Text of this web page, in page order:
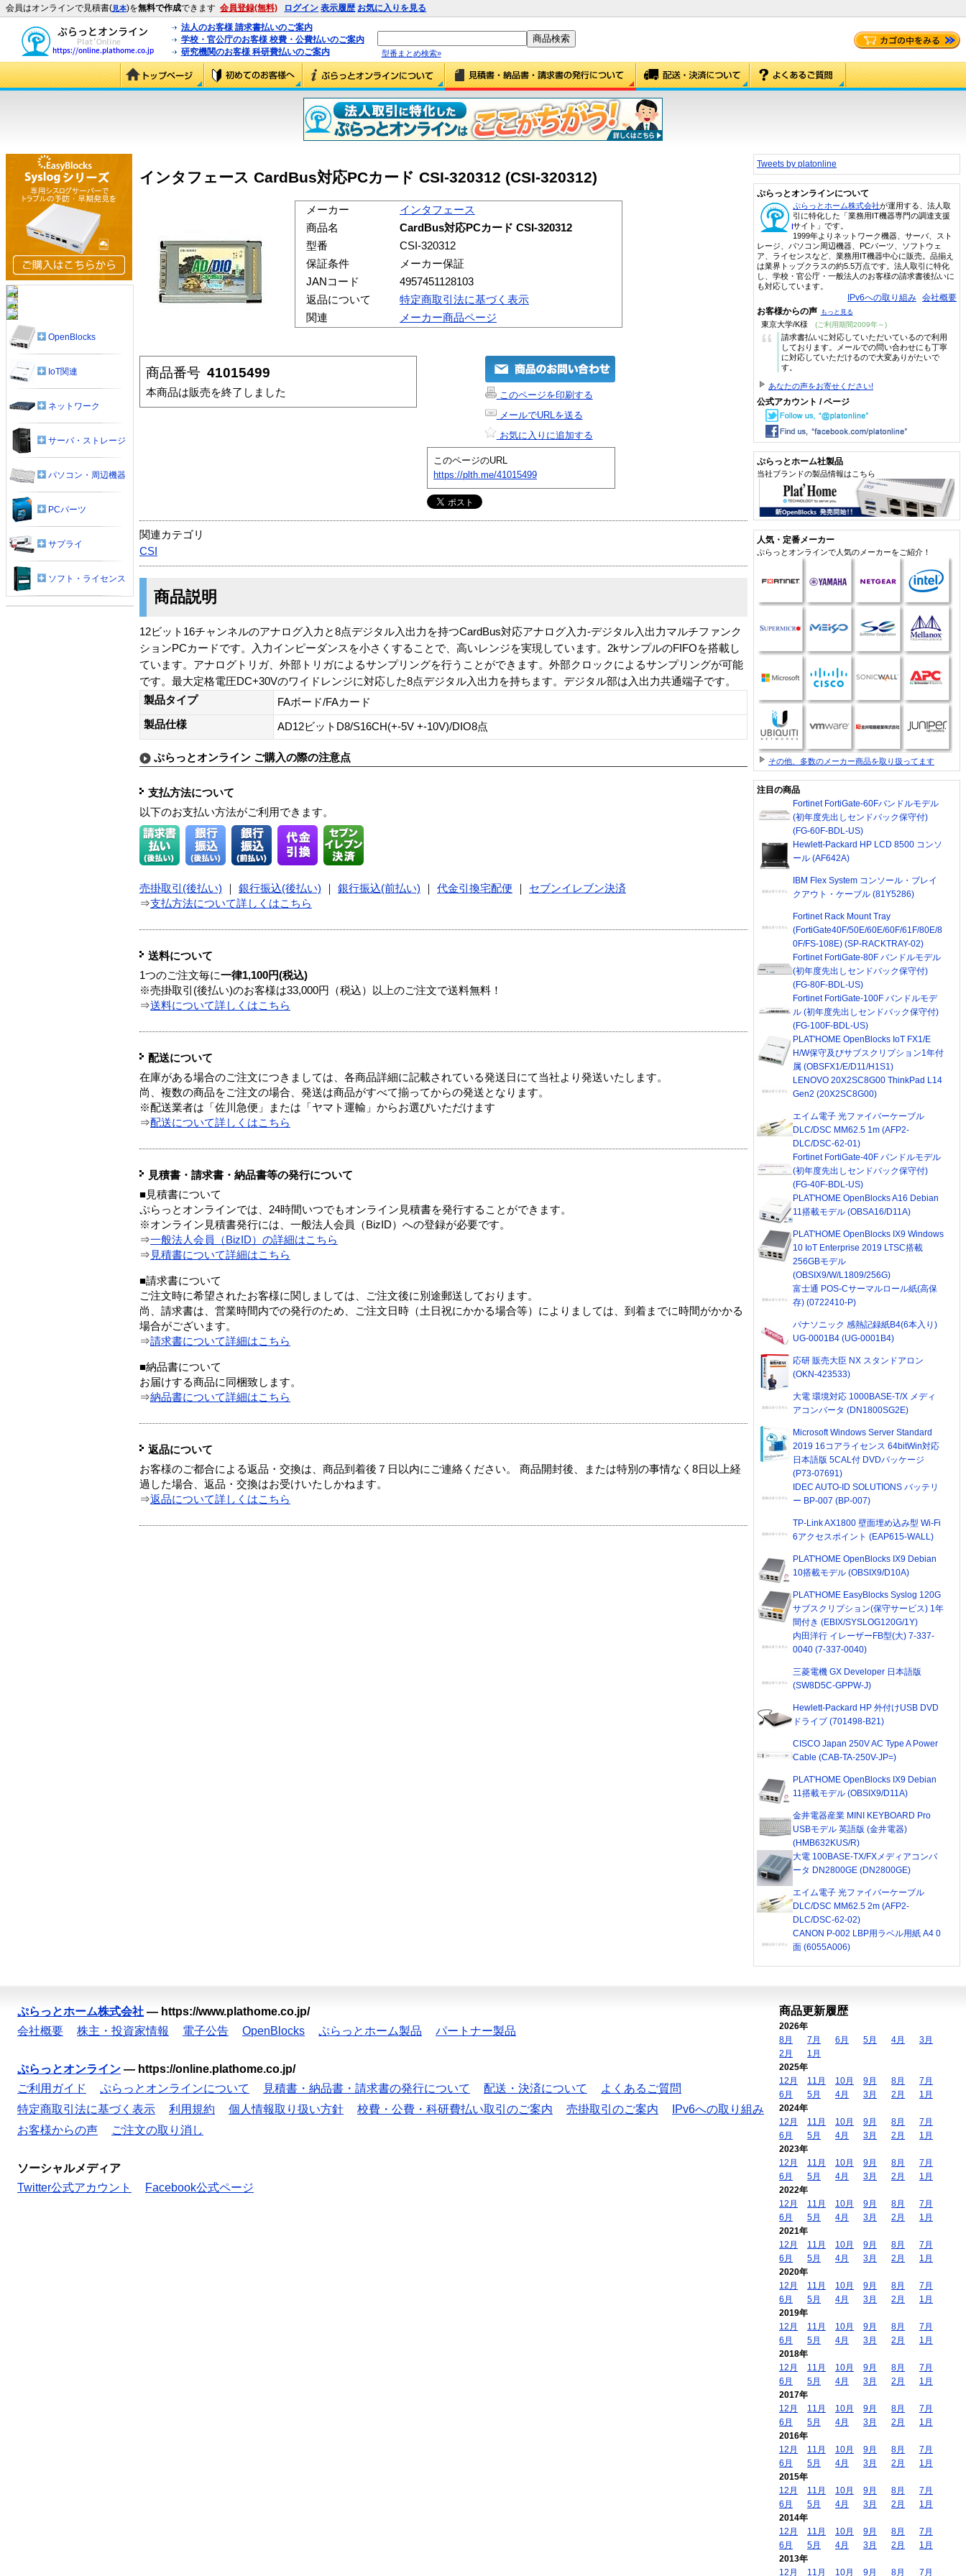
会員はオンラインで見積書(見本)を無料で作成できます 会員登録(無料) ログイン 表示履歴 お気に入りを見る
法人のお客様 請求書払いのご案内
学校・官公庁のお客様 校費・公費払いのご案内
研究機関のお客様 科研費払いのご案内
型番まとめ検索»
インタフェース CardBus対応PCカード CSI-320312 (CSI-320312)
メーカー
インタフェース
商品名
CardBus対応PCカード CSI-320312
型番
CSI-320312
保証条件
メーカー保証
JANコード
4957451128103
返品について
特定商取引法に基づく表示
関連
メーカー商品ページ
商品番号 41015499
本商品は販売を終了しました
このページを印刷する
メールでURLを送る
お気に入りに追加する
このページのURL
https://plth.me/41015499
関連カテゴリ
CSI
商品説明
12ビット16チャンネルのアナログ入力と8点デジタル入出力を持つCardBus対応アナログ入力-デジタル入出力マルチファンク
ションPCカードです。入力インピーダンスを小さくすることで、高いレンジを実現しています。2kサンプルのFIFOを搭載し
ています。アナログトリガ、外部トリガによるサンプリングを行うことができます。外部クロックによるサンプリングが可能
です。最大定格電圧DC+30Vのワイドレンジに対応した8点デジタル入出力を持ちます。デジタル部は入出力共通端子です。
製品タイプ
FAボード/FAカード
製品仕様
AD12ビットD8/S16CH(+-5V +-10V)/DIO8点
ぷらっとオンライン ご購入の際の注意点
支払方法について
以下のお支払い方法がご利用できます。
売掛取引(後払い) 銀行振込(後払い) 銀行振込(前払い) 代金引換宅配便
セブンイレブン決済
⇒支払方法について詳しくはこちら
送料について
1つのご注文毎に一律1,100円(税込)
※売掛取引(後払い)のお客様は33,000円（税込）以上のご注文で送料無料！
⇒送料について詳しくはこちら
配送について
在庫がある場合のご注文につきましては、各商品詳細に記載されている発送日にて当社より発送いたします。
尚、複数の商品をご注文の場合、発送は商品がすべて揃ってからの発送となります。
※配送業者は「佐川急便」または「ヤマト運輸」からお選びいただけます
⇒配送について詳しくはこちら
見積書・請求書・納品書等の発行について
■見積書について
ぷらっとオンラインでは、24時間いつでもオンライン見積書を発行することができます。
※オンライン見積書発行には、一般法人会員（BizID）への登録が必要です。
⇒一般法人会員（BizID）の詳細はこちら
⇒ 見積書について詳細はこちら
■請求書について
ご注文時に希望されたお客様に関しましては、ご注文後に別途郵送しております。
尚、請求書は、営業時間内での発行のため、ご注文日時（土日祝にかかる場合等）によりましては、到着までに時間がかかる
場合がございます。
⇒請求書について詳細はこちら
■納品書について
お届けする商品に同梱致します。
⇒納品書について詳細はこちら
返品について
お客様のご都合による返品・交換は、商品到着後７日以内にご連絡ください。 商品開封後、または特別の事情なく8日以上経
過した場合、返品・交換はお受けいたしかねます。
⇒返品について詳しくはこちら
OpenBlocks
IoT関連
ネットワーク
サーバ・ストレージ
パソコン・周辺機器
PCパーツ
サプライ
ソフト・ライセンス
Tweets by platonline
ぷらっとオンラインについて
ぷらっとホーム株式会社が運用する、法人取
引に特化した「業務用IT機器専門の調達支援
サイト」です。
1999年よりネットワーク機器、サーバ、スト
レージ、パソコン周辺機器、PCパーツ、ソフトウェ
ア、ライセンスなど、業務用IT機器中心に販売。品揃え
は業界トップクラスの約5.5万点です。法人取引に特化
し、学校・官公庁・一般法人のお客様の請求書後払いに
も対応しています。
IPv6への取り組み 会社概要
お客様からの声 もっと見る
東京大学/K様 (ご利用期間2009年～)
“
請求書払いに対応していただいているので利用
しております。メールでの問い合わせにも丁寧
に対応していただけるので大変ありがたいで
す。
あなたの声をお寄せください!
公式アカウント / ページ
ぷらっとホーム社製品
当社ブランドの製品情報はこちら
人気・定番メーカー
ぷらっとオンラインで人気のメーカーをご紹介！
その他、多数のメーカー商品を取り扱ってます
注目の商品
Fortinet FortiGate-60Fバンドルモデル
(初年度先出しセンドバック保守付)
(FG-60F-BDL-US)
Hewlett-Packard HP LCD 8500 コンソ
ール (AF642A)
IBM Flex System コンソール・ブレイ
クアウト・ケーブル (81Y5286)
Fortinet Rack Mount Tray
(FortiGate40F/50E/60E/60F/61F/80E/8
0F/FS-108E) (SP-RACKTRAY-02)
Fortinet FortiGate-80F バンドルモデル
(初年度先出しセンドバック保守付)
(FG-80F-BDL-US)
Fortinet FortiGate-100F バンドルモデ
ル (初年度先出しセンドバック保守付)
(FG-100F-BDL-US)
PLAT'HOME OpenBlocks IoT FX1/E
H/W保守及びサブスクリプション1年付
属 (OBSFX1/E/D11/H1S1)
LENOVO 20X2SC8G00 ThinkPad L14
Gen2 (20X2SC8G00)
エイム電子 光ファイバーケーブル
DLC/DSC MM62.5 1m (AFP2-
DLC/DSC-62-01)
Fortinet FortiGate-40F バンドルモデル
(初年度先出しセンドバック保守付)
(FG-40F-BDL-US)
PLAT'HOME OpenBlocks A16 Debian
11搭載モデル (OBSA16/D11A)
PLAT'HOME OpenBlocks IX9 Windows
10 IoT Enterprise 2019 LTSC搭載
256GBモデル
(OBSIX9/W/L1809/256G)
富士通 POS-Cサーマルロール紙(高保
存) (0722410-P)
パナソニック 感熱記録紙B4(6本入り)
UG-0001B4 (UG-0001B4)
応研 販売大臣 NX スタンドアロン
(OKN-423533)
大電 環境対応 1000BASE-T/X メディ
アコンバータ (DN1800SG2E)
Microsoft Windows Server Standard
2019 16コアライセンス 64bitWin対応
日本語版 5CAL付 DVDパッケージ
(P73-07691)
IDEC AUTO-ID SOLUTIONS バッテリ
ー BP-007 (BP-007)
TP-Link AX1800 壁面埋め込み型 Wi-Fi
6アクセスポイント (EAP615-WALL)
PLAT'HOME OpenBlocks IX9 Debian
10搭載モデル (OBSIX9/D10A)
PLAT'HOME EasyBlocks Syslog 120G
サブスクリプション(保守サービス) 1年
間付き (EBIX/SYSLOG120G/1Y)
内田洋行 イレーザーFB型(大) 7-337-
0040 (7-337-0040)
三菱電機 GX Developer 日本語版
(SW8D5C-GPPW-J)
Hewlett-Packard HP 外付けUSB DVD
ドライブ (701498-B21)
CISCO Japan 250V AC Type A Power
Cable (CAB-TA-250V-JP=)
PLAT'HOME OpenBlocks IX9 Debian
11搭載モデル (OBSIX9/D11A)
金井電器産業 MINI KEYBOARD Pro
USBモデル 英語版 (金井電器)
(HMB632KUS/R)
大電 100BASE-TX/FXメディアコンバ
ータ DN2800GE (DN2800GE)
エイム電子 光ファイバーケーブル
DLC/DSC MM62.5 2m (AFP2-
DLC/DSC-62-02)
CANON P-002 LBP用ラベル用紙 A4 0
面 (6055A006)
ぷらっとホーム株式会社 — https://www.plathome.co.jp/
会社概要
株主・投資家情報 電子公告 OpenBlocks ぷらっとホーム製品 パートナー製品
ぷらっとオンライン — https://online.plathome.co.jp/
ご利用ガイド
ぷらっとオンラインについて 見積書・納品書・請求書の発行について 配送・決済について
よくあるご質問
特定商取引法に基づく表示
利用規約 個人情報取り扱い方針 校費・公費・科研費払い取引のご案内 売掛取引のご案内
IPv6への取り組み
お客様からの声
ご注文の取り消し
ソーシャルメディア
Twitter公式アカウント
Facebook公式ページ
商品更新履歴
2026年
8月
7月 6月 5月 4月
3月
2月
1月
2025年
12月
11月 10月 9月 8月
7月
6月
5月 4月 3月 2月
1月
2024年
12月
11月 10月 9月 8月
7月
6月
5月 4月 3月 2月
1月
2023年
12月
11月 10月 9月 8月
7月
6月
5月 4月 3月 2月
1月
2022年
12月
11月 10月 9月 8月
7月
6月
5月 4月 3月 2月
1月
2021年
12月
11月 10月 9月 8月
7月
6月
5月 4月 3月 2月
1月
2020年
12月
11月 10月 9月 8月
7月
6月
5月 4月 3月 2月
1月
2019年
12月
11月 10月 9月 8月
7月
6月
5月 4月 3月 2月
1月
2018年
12月
11月 10月 9月 8月
7月
6月
5月 4月 3月 2月
1月
2017年
12月
11月 10月 9月 8月
7月
6月
5月 4月 3月 2月
1月
2016年
12月
11月 10月 9月 8月
7月
6月
5月 4月 3月 2月
1月
2015年
12月
11月 10月 9月 8月
7月
6月
5月 4月 3月 2月
1月
2014年
12月
11月 10月 9月 8月
7月
6月
5月 4月 3月 2月
1月
2013年
12月
11月 10月 9月 8月 7月